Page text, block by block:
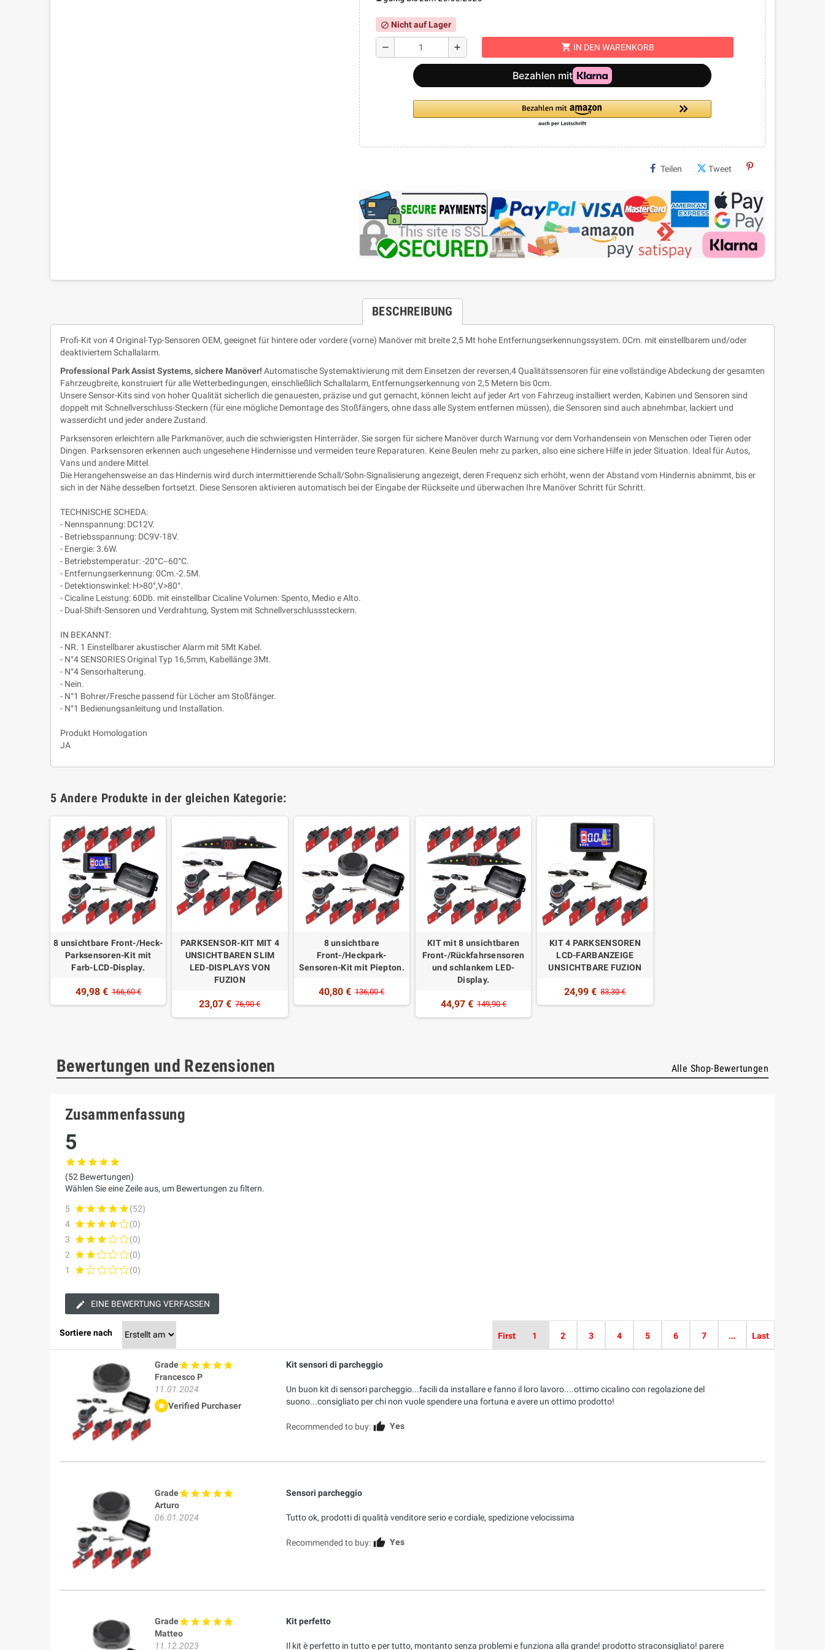
block Nicht auf Lager
remove add shopping_cart IN DEN WARENKORB
Teilen Tweet
BESCHREIBUNG
Profi-Kit von 4 Original-Typ-Sensoren OEM, geeignet für hintere oder vordere (vorne) Manöver mit breite 2,5 Mt hohe Entfernungserkennungssystem. 0Cm. mit einstellbarem und/oder
deaktiviertem Schallalarm.
Professional Park Assist Systems, sichere Manöver! Automatische Systemaktivierung mit dem Einsetzen der reversen,4 Qualitätssensoren für eine vollständige Abdeckung der gesamten
Fahrzeugbreite, konstruiert für alle Wetterbedingungen, einschließlich Schallalarm, Entfernungserkennung von 2,5 Metern bis 0cm.
Unsere Sensor-Kits sind von hoher Qualität sicherlich die genauesten, präzise und gut gemacht, können leicht auf jeder Art von Fahrzeug installiert werden, Kabinen und Sensoren sind
doppelt mit Schnellverschluss-Steckern (für eine mögliche Demontage des Stoßfängers, ohne dass alle System entfernen müssen), die Sensoren sind auch abnehmbar, lackiert und
wasserdicht und jeder andere Zustand.
Parksensoren erleichtern alle Parkmanöver, auch die schwierigsten Hinterräder. Sie sorgen für sichere Manöver durch Warnung vor dem Vorhandensein von Menschen oder Tieren oder
Dingen. Parksensoren erkennen auch ungesehene Hindernisse und vermeiden teure Reparaturen. Keine Beulen mehr zu parken, also eine sichere Hilfe in jeder Situation. Ideal für Autos,
Vans und andere Mittel.
Die Herangehensweise an das Hindernis wird durch intermittierende Schall/Sohn-Signalisierung angezeigt, deren Frequenz sich erhöht, wenn der Abstand vom Hindernis abnimmt, bis er
sich in der Nähe desselben fortsetzt. Diese Sensoren aktivieren automatisch bei der Eingabe der Rückseite und überwachen Ihre Manöver Schritt für Schritt.
TECHNISCHE SCHEDA:
- Nennspannung: DC12V.
- Betriebsspannung: DC9V-18V.
- Energie: 3.6W.
- Betriebstemperatur: -20°C--60°C.
- Entfernungserkennung: 0Cm.-2.5M.
- Detektionswinkel: H>80°,V>80°.
- Cicaline Leistung: 60Db. mit einstellbar Cicaline Volumen: Spento, Medio e Alto.
- Dual-Shift-Sensoren und Verdrahtung, System mit Schnellverschlusssteckern.
IN BEKANNT:
- NR. 1 Einstellbarer akustischer Alarm mit 5Mt Kabel.
- N°4 SENSORIES Original Typ 16,5mm, Kabellänge 3Mt.
- N°4 Sensorhalterung.
- Nein.
- N°1 Bohrer/Fresche passend für Löcher am Stoßfänger.
- N°1 Bedienungsanleitung und Installation.
Produkt Homologation
JA
5 Andere Produkte in der gleichen Kategorie:
8 unsichtbare Front-/Heck-
Parksensoren-Kit mit
Farb-LCD-Display.
49,98 € 166,60 €
PARKSENSOR-KIT MIT 4
UNSICHTBAREN SLIM
LED-DISPLAYS VON
FUZION
23,07 € 76,90 €
8 unsichtbare
Front-/Heckpark-
Sensoren-Kit mit Piepton.
40,80 € 136,00 €
KIT mit 8 unsichtbaren
Front-/Rückfahrsensoren
und schlankem LED-
Display.
44,97 € 149,90 €
KIT 4 PARKSENSOREN
LCD-FARBANZEIGE
UNSICHTBARE FUZION
24,99 € 83,30 €
Bewertungen und Rezensionen Alle Shop-Bewertungen
Zusammenfassung
5
(52 Bewertungen)
Wählen Sie eine Zeile aus, um Bewertungen zu filtern.
5
(52)
4
(0)
3
(0)
2
(0)
1
(0)
EINE BEWERTUNG VERFASSEN
Sortiere nach First 1 2 3 4 5 6 7 ... Last
Grade
Francesco P
11.01.2024
Verified Purchaser
Kit sensori di parcheggio
Un buon kit di sensori parcheggio...facili da installare e fanno il loro lavoro....ottimo cicalino con regolazione del
suono...consigliato per chi non vuole spendere una fortuna e avere un ottimo prodotto!
Recommended to buy: Yes
Grade
Arturo
06.01.2024
Sensori parcheggio
Tutto ok, prodotti di qualità venditore serio e cordiale, spedizione velocissima
Recommended to buy: Yes
Grade
Matteo
11.12.2023
Kit perfetto
Il kit è perfetto in tutto e per tutto, montanto senza problemi e funziona alla grande! prodotto straconsigliato! parere